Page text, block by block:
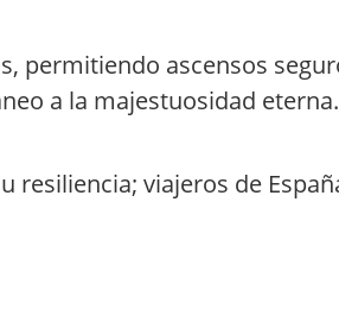
permitiendo ascensos
a la majestuosidad
viajeros de